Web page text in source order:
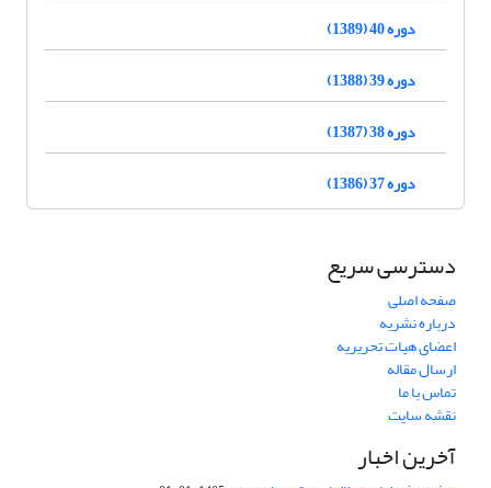
دوره 40 (1389)
دوره 39 (1388)
دوره 38 (1387)
دوره 37 (1386)
دسترسی سریع
صفحه اصلی
درباره نشریه
اعضای هیات تحریریه
ارسال مقاله
تماس با ما
نقشه سایت
آخرین اخبار